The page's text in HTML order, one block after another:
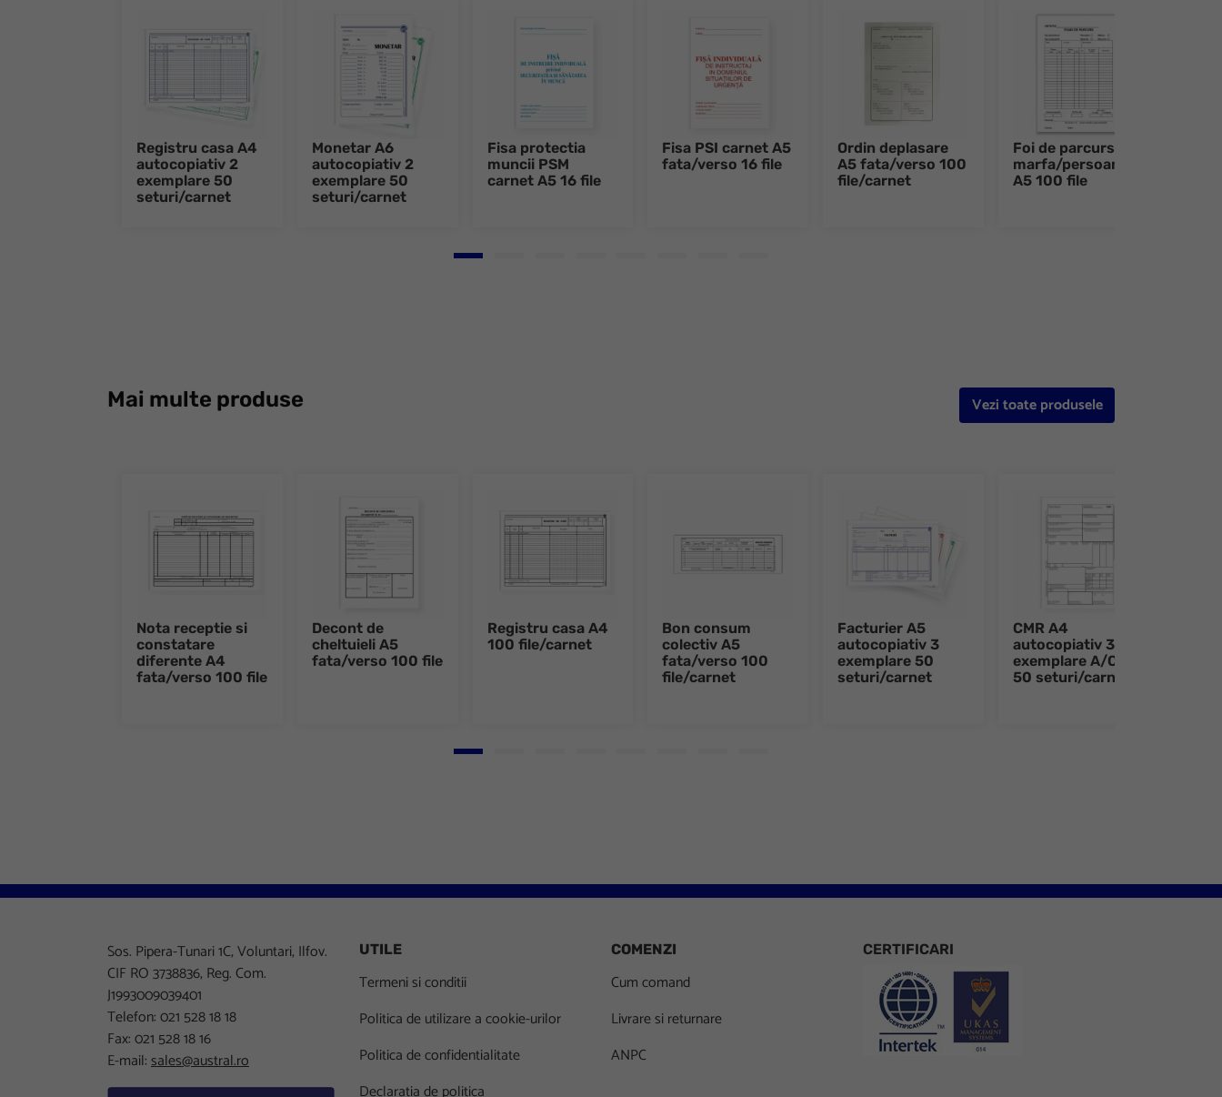
Registru casa A4
autocopiativ 2
exemplare 50
seturi/carnet
Monetar A6
autocopiativ 2
exemplare 50
seturi/carnet
Fisa protectia
muncii PSM
carnet A5 16 file
Fisa PSI carnet A5
fata/verso 16 file
Ordin deplasare
A5 fata/verso 100
file/carnet
Foi de parcurs
marfa/persoane
A5 100 file
Go to slide 1
Mai multe produse Vezi toate produsele
Nota receptie si
constatare
diferente A4
fata/verso 100 file
Decont de
cheltuieli A5
fata/verso 100 file
Registru casa A4
100 file/carnet
Bon consum
colectiv A5
fata/verso 100
file/carnet
Facturier A5
autocopiativ 3
exemplare 50
seturi/carnet
CMR A4
autocopiativ 3
exemplare A/C/C
50 seturi/carnet
Go to slide 1
Sos. Pipera-Tunari 1C, Voluntari, Ilfov.
CIF RO 3738836, Reg. Com.
J1993009039401
Telefon: 021 528 18 18
Fax: 021 528 18 16
E-mail:sales@austral.ro
UTILE
Termeni si conditii
Politica de utilizare a cookie-urilor
Politica de confidentialitate
COMENZI
Cum comand
Livrare si returnare
ANPC
CERTIFICARI